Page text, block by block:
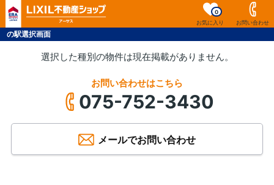
お気に入り
0
お問い合わせ
の駅選択画面
選択した種別の物件は現在掲載がありません。
お問い合わせはこちら
075-752-3430
メールでお問い合わせ